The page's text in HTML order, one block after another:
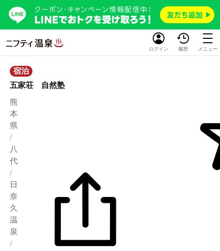
ログイン 履歴 メニュー
宿泊
五家荘 自然塾
熊
本
県
/
八
代
/
日
奈
久
温
泉
/